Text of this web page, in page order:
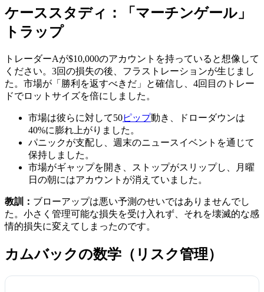
ケーススタディ：「マーチンゲール」
トラップ
トレーダーAが$10,000のアカウントを持っていると想像して
ください。3回の損失の後、フラストレーションが生じまし
た。市場が「勝利を返すべきだ」と確信し、4回目のトレー
ドでロットサイズを倍にしました。
市場は彼らに対して50ピップ動き、ドローダウンは
40%に膨れ上がりました。
パニックが支配し、週末のニュースイベントを通じて
保持しました。
市場がギャップを開き、ストップがスリップし、月曜
日の朝にはアカウントが消えていました。
教訓： ブローアップは悪い予測のせいではありませんでし
た。小さく管理可能な損失を受け入れず、それを壊滅的な感
情的損失に変えてしまったのです。
カムバックの数学（リスク管理）